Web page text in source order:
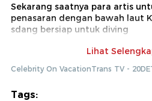
Sekarang saatnya para artis
penasaran dengan bawah laut
sdang bersiap untuk diving
Dok : Celebrity on Vacation
Lihat
Celebrity On VacationTrans TV -
Tags: